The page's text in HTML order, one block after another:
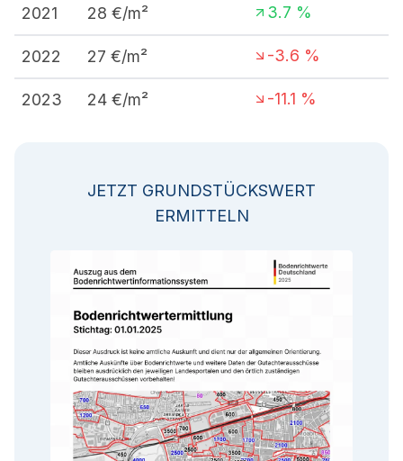
2021 28 €/m² 3.7 %
2022 27 €/m² -3.6 %
2023 24 €/m² -11.1 %
JETZT GRUNDSTÜCKSWERT
ERMITTELN